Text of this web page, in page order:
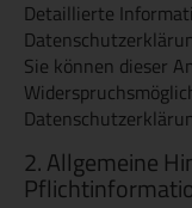
Detaillierte
Sie können dieser
2. Allgemeine